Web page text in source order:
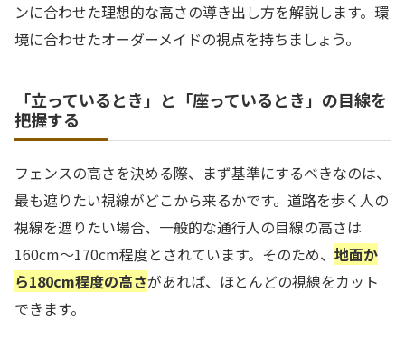
ンに合わせた理想的な高さの導き出し方を解説します。環
境に合わせたオーダーメイドの視点を持ちましょう。
「立っているとき」と「座っているとき」の目線を
把握する
フェンスの高さを決める際、まず基準にするべきなのは、
最も遮りたい視線がどこから来るかです。道路を歩く人の
視線を遮りたい場合、一般的な通行人の目線の高さは
160cm〜170cm程度とされています。そのため、 地面か
ら180cm程度の高さがあれば、ほとんどの視線をカット
できます。